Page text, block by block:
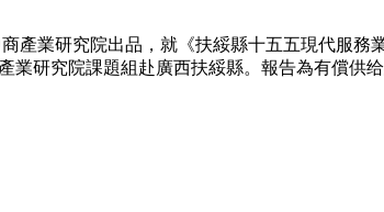
研究院出品，就《扶綏縣十五五現代服務
研究院課題組赴廣西扶綏縣。報告為有償供